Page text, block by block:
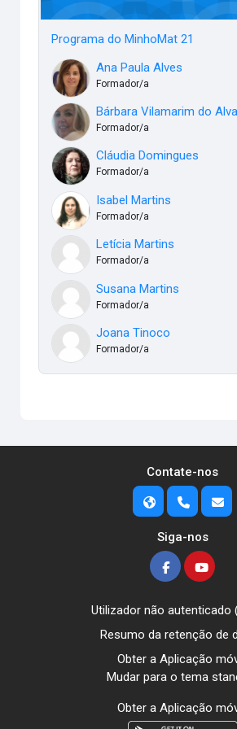
Programa do MinhoMat 21
Ana Paula Alves
Formador/a
Bárbara Vilamarim do
Formador/a
Cláudia Domingues
Formador/a
Isabel Martins
Formador/a
Letícia Martins
Formador/a
Susana Martins
Formador/a
Joana Tinoco
Formador/a
Contate-nos
Siga-nos
Utilizador não autenticado
Resumo da retenção de
Obter a Aplicação
Mudar para o tema
Obter a Aplicação